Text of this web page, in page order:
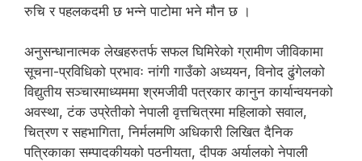
रुचि र पहलकदमी छ भन्ने पाटोमा भने मौन छ ।
अनुसन्धानात्मक लेखहरुतर्फ सफल घिमिरेको ग्रामीण जीविकामा
सूचना-प्रविधिको प्रभावः नांगी गाउँको अध्ययन, विनोद ढुंगेलको
विद्युतीय सञ्चारमाध्यममा श्रमजीवी पत्रकार कानुन कार्यान्वयनको
अवस्था, टंक उप्रेतीको नेपाली वृत्तचित्रमा महिलाको सवाल,
चित्रण र सहभागिता, निर्मलमणि अधिकारी लिखित दैनिक
पत्रिकाका सम्पादकीयको पठनीयता, दीपक अर्यालको नेपाली